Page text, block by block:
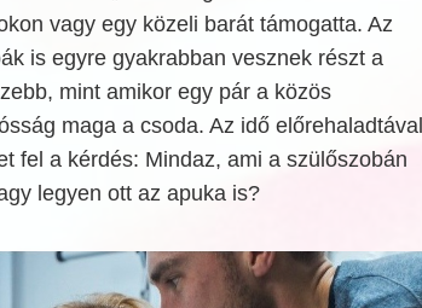
vagy egy közeli barát támogatta. Az
is egyre gyakrabban vesznek részt a
mint amikor egy pár a közös
maga a csoda. Az idő előrehaladtával
fel a kérdés: Mindaz, ami a szülőszobán
legyen ott az apuka is?